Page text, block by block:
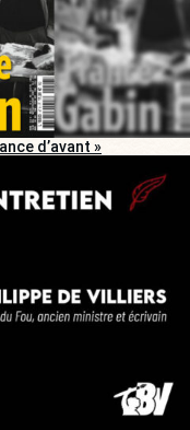
d’avant »